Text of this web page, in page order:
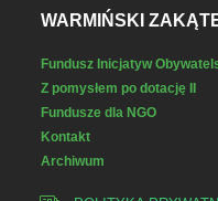
WARMIŃSKI
Fundusz Inicjatyw
Z pomysłem po dotację II
Fundusze dla NGO
Kontakt
Archiwum